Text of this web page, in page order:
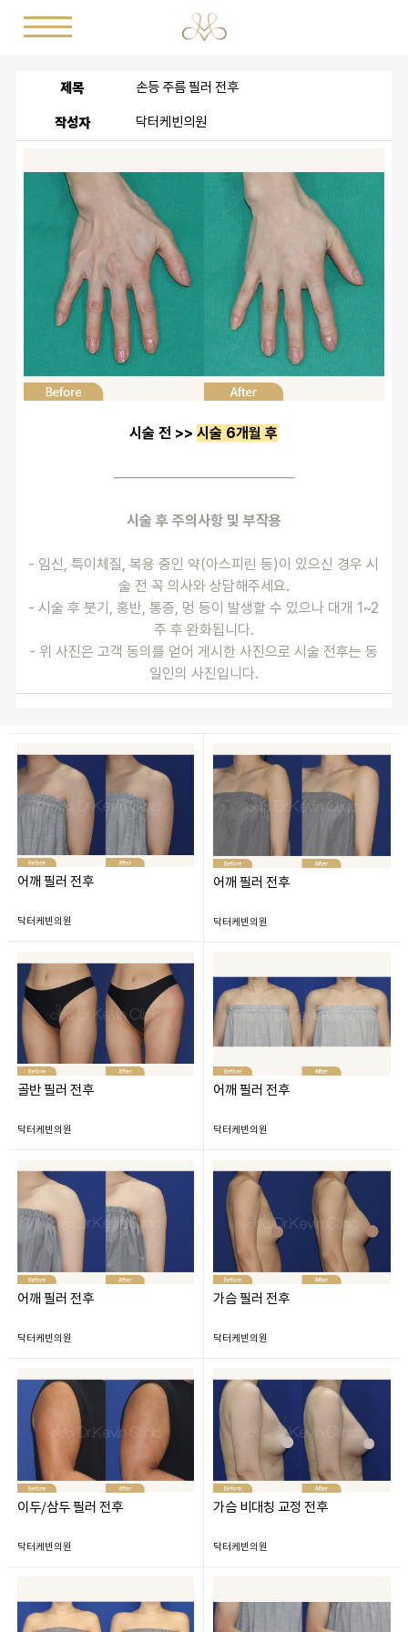
제목 손등 주름 필러 전후
작성자 닥터케빈의원
시술 전 >> 시술 6개월 후
──────────────────
시술 후 주의사항 및 부작용
- 임신, 특이체질, 복용 중인 약(아스피린 등)이 있으신 경우 시
술 전 꼭 의사와 상담해주세요.
- 시술 후 붓기, 홍반, 통증, 멍 등이 발생할 수 있으나 대개 1~2
주 후 완화됩니다.
- 위 사진은 고객 동의를 얻어 게시한 사진으로 시술 전후는 동
일인의 사진입니다.
어깨 필러 전후
닥터케빈의원
어깨 필러 전후
닥터케빈의원
골반 필러 전후
닥터케빈의원
어깨 필러 전후
닥터케빈의원
어깨 필러 전후
닥터케빈의원
가슴 필러 전후
닥터케빈의원
이두/삼두 필러 전후
닥터케빈의원
가슴 비대칭 교정 전후
닥터케빈의원